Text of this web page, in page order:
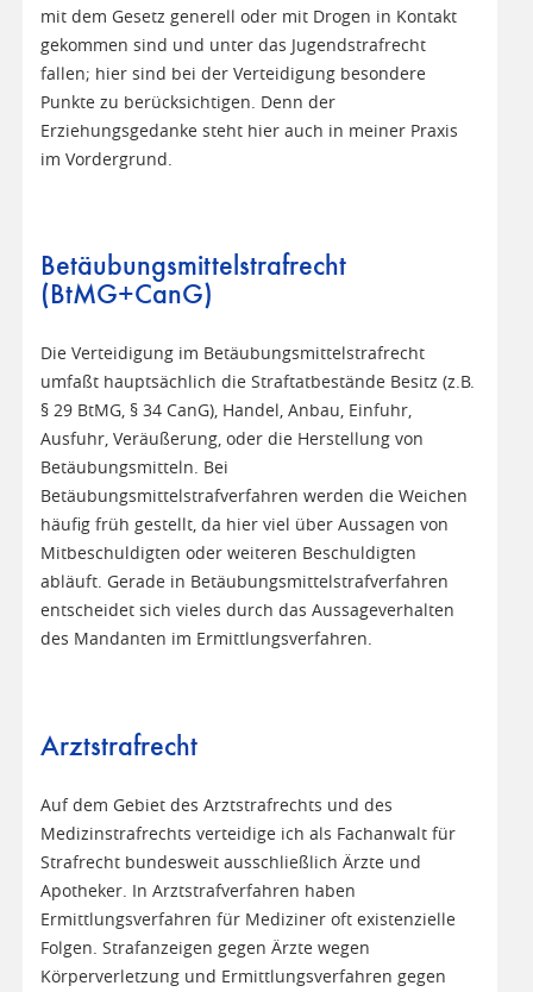
mit dem Gesetz generell oder mit Drogen in Kontakt
gekommen sind und unter das Jugendstrafrecht
fallen; hier sind bei der Verteidigung besondere
Punkte zu berücksichtigen. Denn der
Erziehungsgedanke steht hier auch in meiner Praxis
im Vordergrund.
Betäubungsmittelstrafrecht
(BtMG+CanG)
Die Verteidigung im Betäubungsmittelstrafrecht
umfaßt hauptsächlich die Straftatbestände Besitz (z.B.
§ 29 BtMG, § 34 CanG), Handel, Anbau, Einfuhr,
Ausfuhr, Veräußerung, oder die Herstellung von
Betäubungsmitteln. Bei
Betäubungsmittelstrafverfahren werden die Weichen
häufig früh gestellt, da hier viel über Aussagen von
Mitbeschuldigten oder weiteren Beschuldigten
abläuft. Gerade in Betäubungsmittelstrafverfahren
entscheidet sich vieles durch das Aussageverhalten
des Mandanten im Ermittlungsverfahren.
Arztstrafrecht
Auf dem Gebiet des Arztstrafrechts und des
Medizinstrafrechts verteidige ich als Fachanwalt für
Strafrecht bundesweit ausschließlich Ärzte und
Apotheker. In Arztstrafverfahren haben
Ermittlungsverfahren für Mediziner oft existenzielle
Folgen. Strafanzeigen gegen Ärzte wegen
Körperverletzung und Ermittlungsverfahren gegen